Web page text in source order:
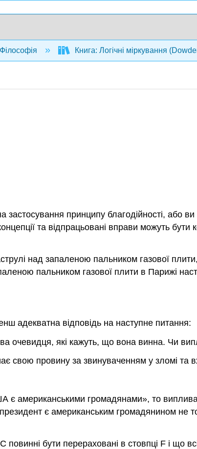
Філософія Книга: Логічні міркування
застосування принципу благодійності, або
та відпрацьовані вправи можуть
над запаленою пальником газової
пальником газової плити в Парижі
адекватна відповідь на наступне питання:
очевидця, які кажуть, що вона винна. Чи
провину за звинуваченням у зломі та
американськими громадянами», то
є американським громадянином не
бути перераховані в стовпці F і що